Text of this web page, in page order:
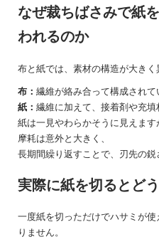
なぜ裁ちばさみで紙
われるのか
布と紙では、素材の構造が大きく
布： 繊維が絡み合って構成されて
紙： 繊維に加えて、接着剤や充填
紙は一見やわらかそうに見えま
摩耗は意外と大きく、
長期間繰り返すことで、刃先の鋭
実際に紙を切るとど
一度紙を切っただけでハサミが
りません。